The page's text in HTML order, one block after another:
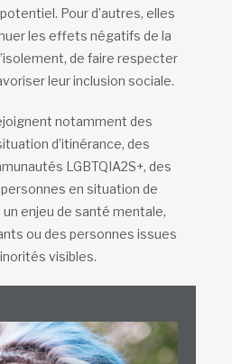
Pour d’autres, elles
les effets négatifs de la
de faire respecter
leur inclusion sociale.
notamment des
d’itinérance, des
LGBTQIA2S+, des
en situation de
un enjeu de santé mentale,
ou des personnes issues
visibles.